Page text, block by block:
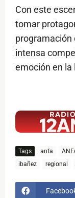
Con este
tomar
programación
intensa
emoción en la
Tags anfa
ibañez
regional